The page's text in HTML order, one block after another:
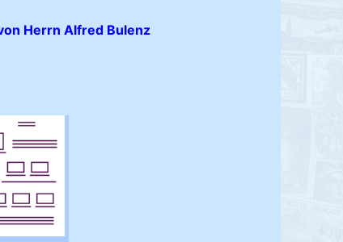
Herrn Alfred Bulenz